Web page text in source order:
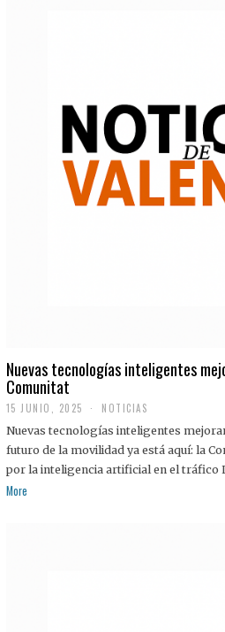
Nuevas tecnologías inteligentes
Comunitat
15 JUNIO, 2025 NOTICIAS
Nuevas tecnologías inteligentes
futuro de la movilidad ya está aquí: la
por la inteligencia artificial en el tráfico
More